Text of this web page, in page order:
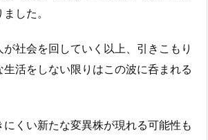
した。
社会を回していく以上、引きこもり
活をしない限りはこの波に呑まれる
くい新たな変異株が現れる可能性も